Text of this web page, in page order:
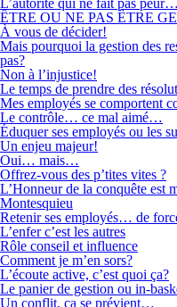
L’autorité qui ne fait pas peur…
ÊTRE OU NE PAS ÊTRE
À vous de décider!
Mais pourquoi la gestion des
pas?
Non à l’injustice!
Le temps de prendre des
Mes employés se comportent
Le contrôle… ce mal aimé…
Éduquer ses employés ou les
Un enjeu majeur!
Oui… mais…
Offrez-vous des p’tites vites ?
L’Honneur de la conquête est
Montesquieu
Retenir ses employés… de
L’enfer c’est les autres
Rôle conseil et influence
Comment je m’en sors?
L’écoute active, c’est quoi ça?
Le panier de gestion ou in-
Un conflit, ça se prévient…